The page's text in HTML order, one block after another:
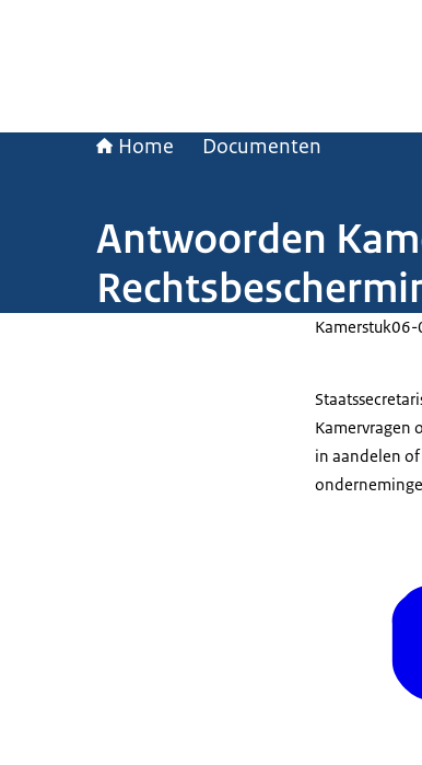
Home Documenten
Antwoorden
Kamerstuk06-
Kamervragen
in aandelen